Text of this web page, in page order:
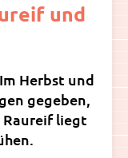
und
Herbst und
gegeben,
Raureif liegt